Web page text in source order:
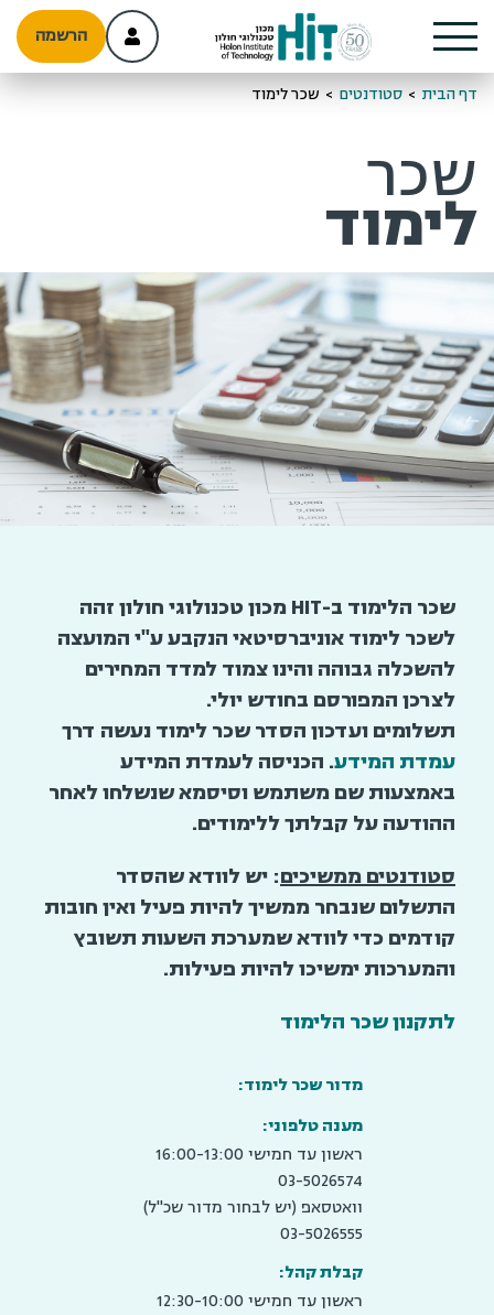
הרשמה
דף הבית > סטודנטים > שכר לימוד
שכר
לימוד
שכר הלימוד ב-HIT מכון טכנולוגי חולון זהה
לשכר לימוד אוניברסיטאי הנקבע ע"י המועצה
להשכלה גבוהה והינו צמוד למדד המחירים
לצרכן המפורסם בחודש יולי.
תשלומים ועדכון הסדר שכר לימוד נעשה דרך
עמדת המידע. הכניסה לעמדת המידע
באמצעות שם משתמש וסיסמא שנשלחו לאחר
ההודעה על קבלתך ללימודים.
סטודנטים ממשיכים: יש לוודא שהסדר
התשלום שנבחר ממשיך להיות פעיל ואין חובות
קודמים כדי לוודא שמערכת השעות תשובץ
והמערכות ימשיכו להיות פעילות.
לתקנון שכר הלימוד
מדור שכר לימוד:
מענה טלפוני:
ראשון עד חמישי 16:00-13:00
03-5026574
וואטסאפ (יש לבחור מדור שכ"ל)
03-5026555
קבלת קהל:
ראשון עד חמישי 12:30-10:00